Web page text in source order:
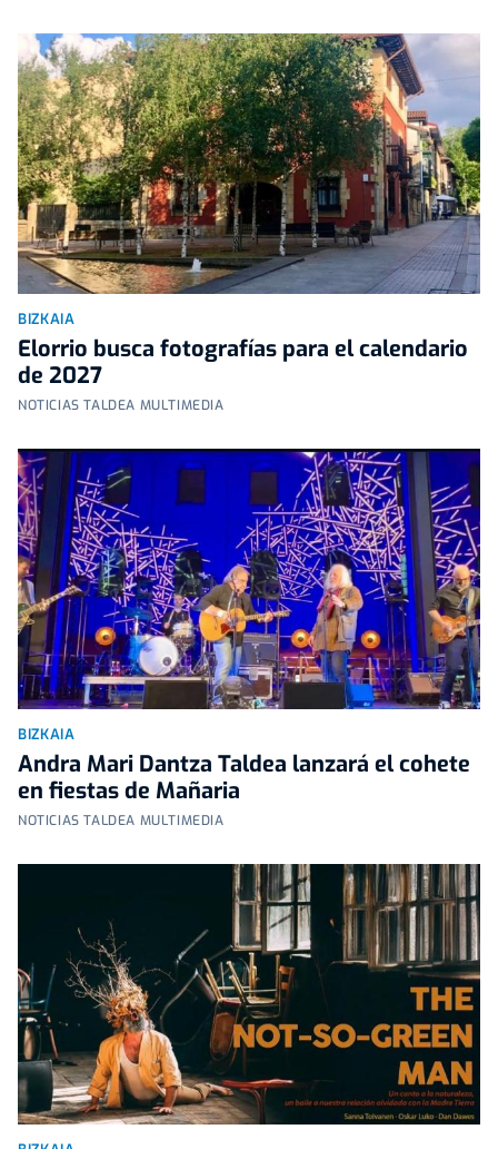
BIZKAIA
Elorrio busca fotografías para el calendario
de 2027
NOTICIAS TALDEA MULTIMEDIA
BIZKAIA
Andra Mari Dantza Taldea lanzará el cohete
en fiestas de Mañaria
NOTICIAS TALDEA MULTIMEDIA